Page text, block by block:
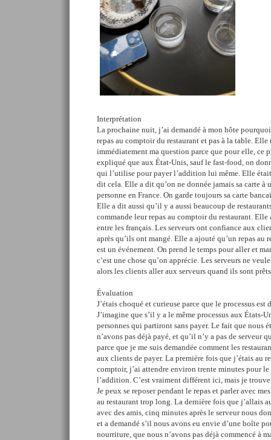
Interprétation
La prochaine nuit, j’ai demandé à mon hôte
repas au comptoir du restaurant et pas à la table. Elle
immédiatement ma question parce que pour elle, ce
expliqué que aux État-Unis, sauf le fast-food, on
qui l’utilise pour payer l’addition lui même. Elle
dit cela. Elle a dit qu’on ne donnée jamais sa carte à
personne en France. On garde toujours sa carte
Elle a dit aussi qu’il y a aussi beaucoup de
commande leur repas au comptoir du restaurant.
entre les français. Les serveurs ont confiance aux
après qu’ils ont mangé. Elle a ajouté qu’un repas au
est un événement. On prend le temps pour aller et
c’est une chose qu’on apprécie. Les serveurs ne
alors les clients aller aux serveurs quand ils sont
Évaluation
J’étais choqué et curieuse parce que le processus
J’imagine que s’il y a le même processus aux États-
personnes qui partiront sans payer. Le fait que nous
n’avons pas déjà payé, et qu’il n’y a pas de serveur
parce que je me suis demandée comment les
aux clients de payer. La première fois que j’étais au
comptoir, j’ai attendre environ trente minutes pour le
l’addition. C’est vraiment différent ici, mais je
Je peux se reposer pendant le repas et parler avec
au restaurant trop long. La dernière fois que j’allais
avec des amis, cinq minutes après le serveur nous
et a demandé s’il nous avons eu envie d’une boîte
nourriture, que nous n’avons pas déjà commencé à